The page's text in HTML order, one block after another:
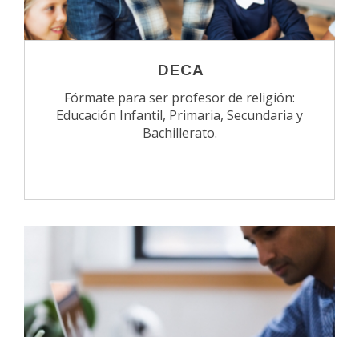
DECA
Fórmate para ser profesor de religión:
Educación Infantil, Primaria, Secundaria y
Bachillerato.